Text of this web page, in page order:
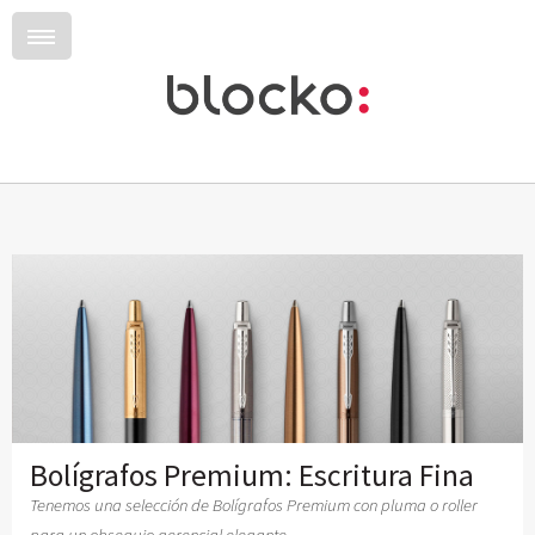
Bolígrafos Premium: Escritura Fina
Tenemos una selección de Bolígrafos Premium con pluma o roller